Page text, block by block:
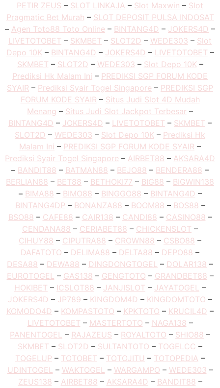
PETIR ZEUS – SLOT LINKAJA – Slot Maxwin – Slot
Pragmatic Bet Murah – SLOT DEPOSIT PULSA INDOSAT
– Agen Toto88 Toto Online – BINTANG4D – JOKERS4D –
LIVETOTOBET – SKMBET – SLOT2D – WEDE303 – Slot
Depo 10K– BINTANG4D – JOKERS4D – LIVETOTOBET –
SKMBET – SLOT2D – WEDE303 – Slot Depo 10K–
Prediksi Hk Malam Ini – PREDIKSI SGP FORUM KODE
SYAIR – Prediksi Syair Togel Singapore – PREDIKSI SGP
FORUM KODE SYAIR – Situs Judi Slot 4D Mudah
Menang – Situs Judi Slot Jackpot Terbesar –
BINTANG4D – JOKERS4D – LIVETOTOBET – SKMBET –
SLOT2D – WEDE303 – Slot Depo 10K – Prediksi Hk
Malam Ini – PREDIKSI SGP FORUM KODE SYAIR –
Prediksi Syair Togel Singapore – AIRBET88 – AKSARA4D
– BANDIT88 – BATMAN88 – BEJO88 – BENDERA88 –
BERLIAN88 – BET88 – BETHOKI77 – BIG88 – BIGWIN138
– BIMA88 – BIMO88 – BINGGO88 – BINTANG4D –
BINTANG4DP – BONANZA88 – BOOM88 – BOS88 –
BSO88 – CAFE88 – CAIR138 – CANDI88 – CASINO88 –
CENDANA88 – CERIABET88 – CHICKENSLOT –
CIHUY88 – CIPUTRA88 – CROWN88 – CSBO88 –
DAFATOTO – DELIMA88 – DELTA88 – DEPO88 –
DESA88 – DEWA88 – DINGDONGTOGEL – DOLAR138 –
EUROTOGEL – GAS138 – GENGTOTO – GRANDBET88 –
HOKIBET – ICSLOT88 – JANJISLOT – JAYATOGEL –
JOKERS4D – JP789 – KINGDOM4D – KINGDOMTOTO –
KOMODO4D – KOMPASTOTO – KPKTOTO – KRUCIL4D –
LIVETOTOBET – MASTERTOTO – NAGA138 –
PANENTOGEL – RAJAZEUS – ROYALTOTO – SHIO88 –
SKMBET – SLOT2D – SULTANTOTO – TOGELCC –
TOGELUP – TOTOBET – TOTOJITU – TOTOPEDIA –
UDINTOGEL – WAKTOGEL – WARGAMPO – WEDE303 –
ZEUS138 – AIRBET88 – AKSARA4D – BANDIT88 –